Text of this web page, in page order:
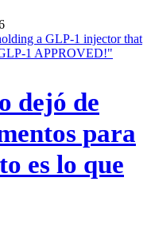
dejó de
para
es lo que